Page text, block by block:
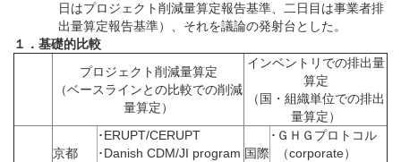
日はプロジェクト削減量算定報告基準、二日目は事業者排
出量算定報告基準）、それを議論の発射台とした。
１．基礎的比較
プロジェクト削減量算定
（ベースラインとの比較での削減
量算定）
インベントリでの排出量
算定
（国・組織単位での排出
量算定）
京都
･ERUPT/CERUPT
･Danish CDM/JI program 国際
･ ＧＨＧプロトコル
（corporate）